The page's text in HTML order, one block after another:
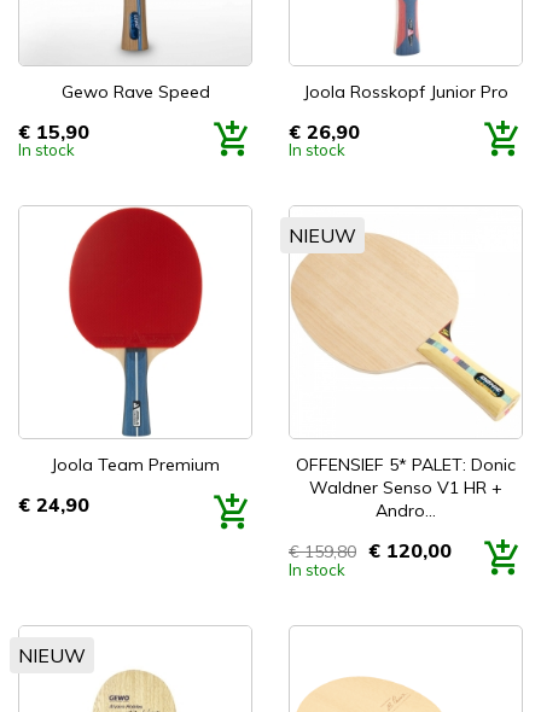
Gewo Rave Speed
Prijs
€ 15,90
In stock
Joola Rosskopf Junior Pro
Prijs
€ 26,90
In stock
Joola Team Premium
Prijs
€ 24,90
OFFENSIEF 5* PALET: Donic
Waldner Senso V1 HR +
Andro...
Prijs
€ 159,80 € 120,00
In stock
NIEUW
NIEUW